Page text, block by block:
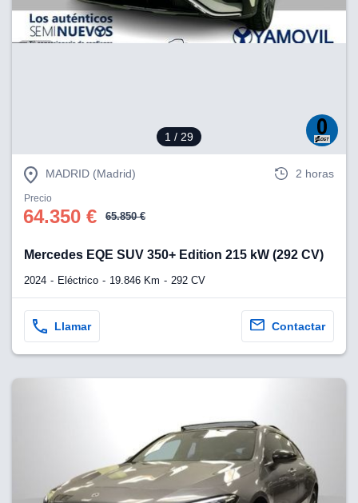
servicios.
socios
1 / 29
MADRID (Madrid) 2 horas
Precio
64.350 € 65.850 €
Mercedes EQE SUV 350+ Edition 215 kW (292 CV)
2024 Eléctrico 19.846 Km 292 CV
Llamar Contactar